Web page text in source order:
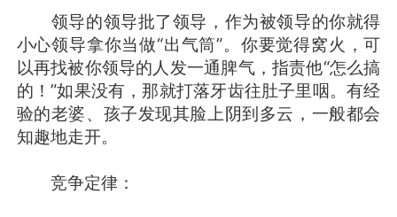
领导的领导批了领导，作为被领导的你就得
小心领导拿你当做“出气筒”。你要觉得窝火，可
以再找被你领导的人发一通脾气，指责他“怎么搞
的！”如果没有，那就打落牙齿往肚子里咽。有经
验的老婆、孩子发现其脸上阴到多云，一般都会
知趣地走开。
竞争定律：